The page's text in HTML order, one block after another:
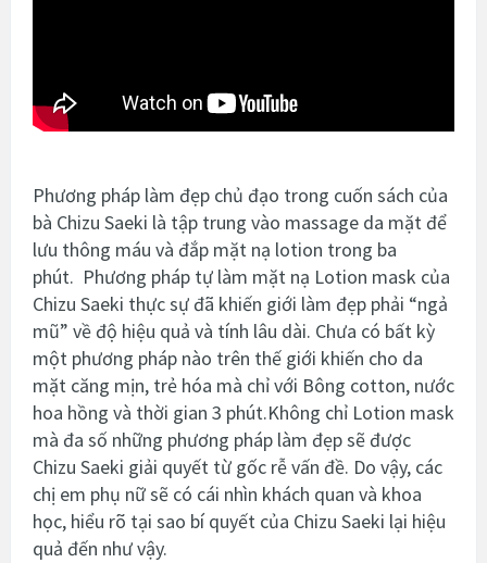
Phương pháp làm đẹp chủ đạo trong cuốn sách của
bà Chizu Saeki là tập trung vào massage da mặt để
lưu thông máu và đắp mặt nạ lotion trong ba
phút. Phương pháp tự làm mặt nạ Lotion mask của
Chizu Saeki thực sự đã khiến giới làm đẹp phải “ngả
mũ” về độ hiệu quả và tính lâu dài. Chưa có bất kỳ
một phương pháp nào trên thế giới khiến cho da
mặt căng mịn, trẻ hóa mà chỉ với Bông cotton, nước
hoa hồng và thời gian 3 phút.Không chỉ Lotion mask
mà đa số những phương pháp làm đẹp sẽ được
Chizu Saeki giải quyết từ gốc rễ vấn đề. Do vậy, các
chị em phụ nữ sẽ có cái nhìn khách quan và khoa
học, hiểu rõ tại sao bí quyết của Chizu Saeki lại hiệu
quả đến như vậy.